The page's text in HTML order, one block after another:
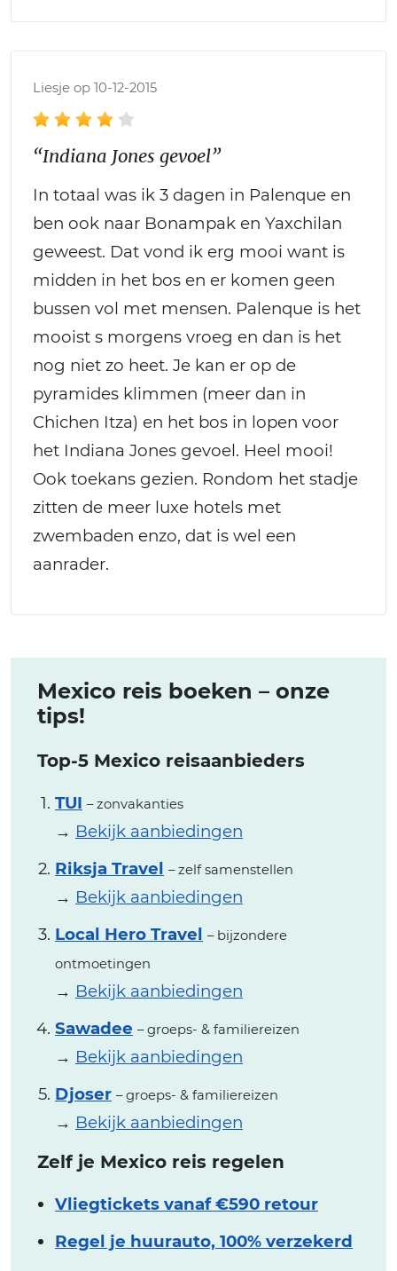
Liesje op 10-12-2015
“Indiana Jones gevoel”
In totaal was ik 3 dagen in Palenque en
ben ook naar Bonampak en Yaxchilan
geweest. Dat vond ik erg mooi want is
midden in het bos en er komen geen
bussen vol met mensen. Palenque is het
mooist s morgens vroeg en dan is het
nog niet zo heet. Je kan er op de
pyramides klimmen (meer dan in
Chichen Itza) en het bos in lopen voor
het Indiana Jones gevoel. Heel mooi!
Ook toekans gezien. Rondom het stadje
zitten de meer luxe hotels met
zwembaden enzo, dat is wel een
aanrader.
Mexico reis boeken – onze
tips!
Top-5 Mexico reisaanbieders
TUI – zonvakanties
→ Bekijk aanbiedingen
Riksja Travel – zelf samenstellen
→ Bekijk aanbiedingen
Local Hero Travel – bijzondere
ontmoetingen
→ Bekijk aanbiedingen
Sawadee – groeps- & familiereizen
→ Bekijk aanbiedingen
Djoser – groeps- & familiereizen
→ Bekijk aanbiedingen
Zelf je Mexico reis regelen
Vliegtickets vanaf €590 retour
Regel je huurauto, 100% verzekerd